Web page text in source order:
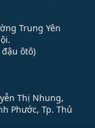
Trung Yên
đậu ôtô)
Thị Nhung,
Phước, Tp. Thủ